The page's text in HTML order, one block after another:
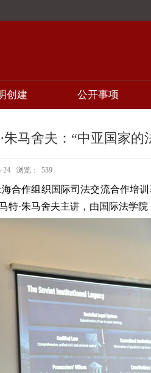
创建 公开事项
马舍夫：“中亚国家的
24 浏览： 539
作组织国际司法交流合作培
·朱马舍夫主讲，由国际法学院